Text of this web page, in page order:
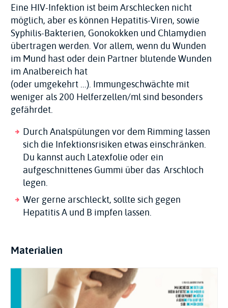
Eine HIV-Infektion ist beim Arschlecken nicht
möglich, aber es können Hepatitis-Viren, sowie
Syphilis-Bakterien, Gonokokken und Chlamydien
übertragen werden. Vor allem, wenn du Wunden
im Mund hast oder dein Partner blutende Wunden
im Analbereich hat
(oder umgekehrt ...). Immungeschwächte mit
weniger als 200 Helferzellen/ml sind besonders
gefährdet.
Durch Analspülungen vor dem Rimming lassen
sich die Infektionsrisiken etwas einschränken.
Du kannst auch Latexfolie oder ein
aufgeschnittenes Gummi über das Arschloch
legen.
Wer gerne arschleckt, sollte sich gegen
Hepatitis A und B impfen lassen.
Materialien